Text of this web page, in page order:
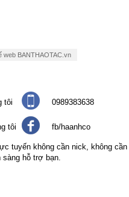
web BANTHAOTAC.vn
tôi 0989383638
tôi fb/haanhco
tuyến không cần nick, không cần
sàng hỗ trợ bạn.